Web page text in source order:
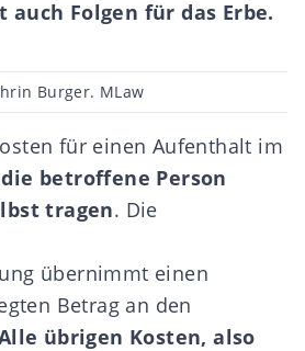
auch Folgen für das Erbe.
Burger. MLaw
für einen Aufenthalt im
betroffene Person
tragen. Die
übernimmt einen
Betrag an den
übrigen Kosten, also